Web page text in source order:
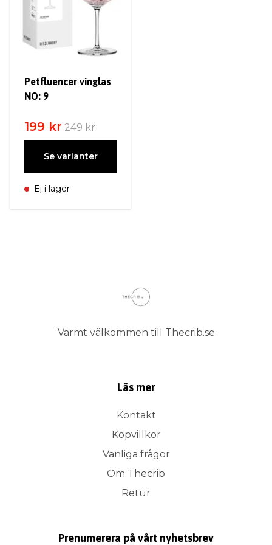
Petfluencer vinglas
NO: 9
199 kr 249 kr
Se varianter
Ej i lager
Varmt välkommen till Thecrib.se
Läs mer
Kontakt
Köpvillkor
Vanliga frågor
Om Thecrib
Retur
Prenumerera på vårt nyhetsbrev